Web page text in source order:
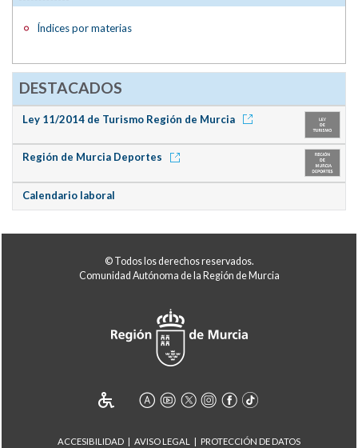
Índices por materias
DESTACADOS
Ley 11/2014 de Turismo Región de Murcia
Región de Murcia Deportes
Calendario laboral
© Todos los derechos reservados.
Comunidad Autónoma de la Región de Murcia
ACCESIBILIDAD AVISO LEGAL PROTECCIÓN DE DATOS